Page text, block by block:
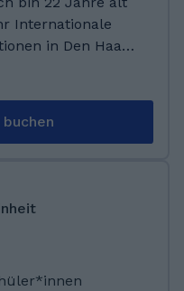
Internationale
in Den Haag
bereits während
zu